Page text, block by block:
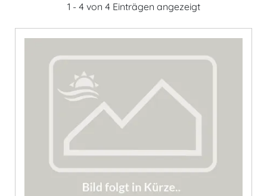
1 - 4 von 4 Einträgen angezeigt